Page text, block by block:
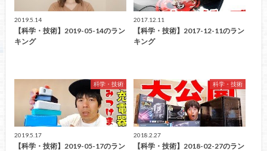
2019.5.14
【科学・技術】2019-05-14のラン
キング
2017.12.11
【科学・技術】2017-12-11のラン
キング
科学・技術
2019.5.17
【科学・技術】2019-05-17のラン
科学・技術
2018.2.27
【科学・技術】2018-02-27のラン